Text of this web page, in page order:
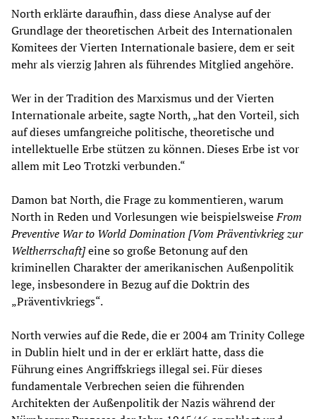
North erklärte daraufhin, dass diese Analyse auf der
Grundlage der theoretischen Arbeit des Internationalen
Komitees der Vierten Internationale basiere, dem er seit
mehr als vierzig Jahren als führendes Mitglied angehöre.
Wer in der Tradition des Marxismus und der Vierten
Internationale arbeite, sagte North, „hat den Vorteil, sich
auf dieses umfangreiche politische, theoretische und
intellektuelle Erbe stützen zu können. Dieses Erbe ist vor
allem mit Leo Trotzki verbunden.“
Damon bat North, die Frage zu kommentieren, warum
North in Reden und Vorlesungen wie beispielsweiseFrom
Preventive War to World Domination [VomPräventivkrieg zur
Weltherrschaft]eine so große Betonung auf den
kriminellen Charakter der amerikanischen Außenpolitik
lege, insbesondere in Bezug auf die Doktrin des
„Präventivkriegs“.
North verwies auf die Rede, die er 2004 am Trinity College
in Dublin hielt und in der er erklärt hatte, dass die
Führung eines Angriffskriegs illegal sei. Für dieses
fundamentale Verbrechen seien die führenden
Architekten der Außenpolitik der Nazis während der